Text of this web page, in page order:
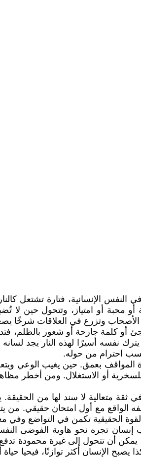
النفس الإنسانية، فتارة تشتعل
محبة أو امتياز، وتتحول حين
وتزرع في العلاقات شرخًا
كلمة جارحة أو شعور بالظلم،
نفسه أسيرًا لهذه النار يجد
احترام من حوله.
بعمق. حين يغيب الوعي
أو الاستغلال. ومن أخطر
ثقة متعالية لا سند لها من
الواقع مع أول امتحان حقيقي. من
الحقيقية تكمن في التواضع وفي
تجره نحو هاوية الفوضى
يمكن أن تتحول إلى غيرة محمودة
يصبح الإنسان أكثر توازنًا،